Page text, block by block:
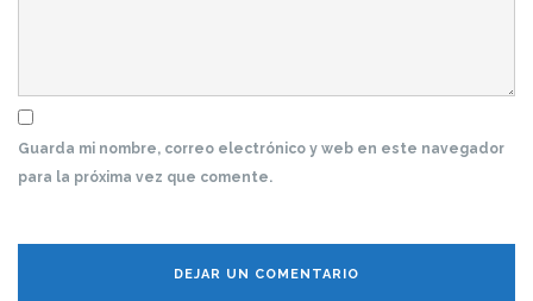
Guarda mi nombre, correo electrónico y web en este navegador
para la próxima vez que comente.